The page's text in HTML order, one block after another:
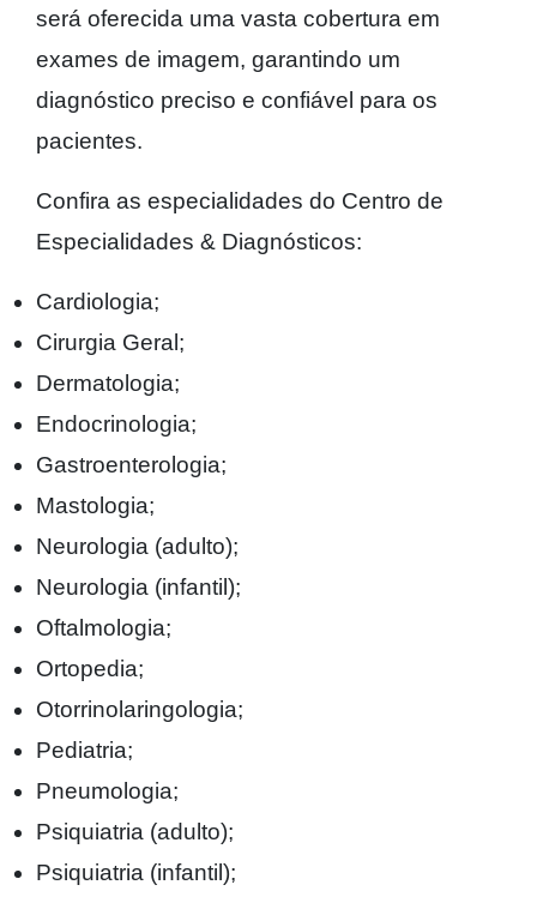
será oferecida uma vasta cobertura em
exames de imagem, garantindo um
diagnóstico preciso e confiável para os
pacientes.
Confira as especialidades do Centro de
Especialidades & Diagnósticos:
Cardiologia;
Cirurgia Geral;
Dermatologia;
Endocrinologia;
Gastroenterologia;
Mastologia;
Neurologia (adulto);
Neurologia (infantil);
Oftalmologia;
Ortopedia;
Otorrinolaringologia;
Pediatria;
Pneumologia;
Psiquiatria (adulto);
Psiquiatria (infantil);